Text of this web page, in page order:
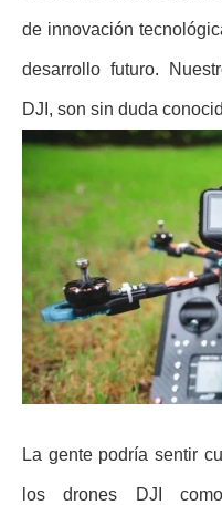
de innovación
desarrollo futuro.
DJI, son sin duda
La gente podría sentir
los drones DJI